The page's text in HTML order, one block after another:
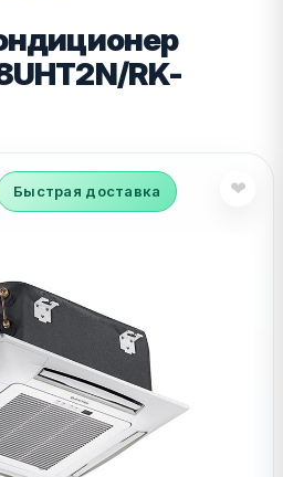
RK-
Быстрая доставка ❤